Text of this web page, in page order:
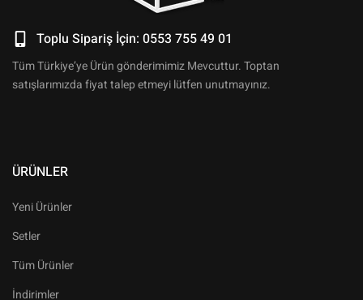
Toplu Sipariş İçin: 0553 755 49 01
Tüm Türkiye’ye Ürün gönderimimiz Mevcuttur. Toptan
satışlarımızda fiyat talep etmeyi lütfen unutmayınız.
ÜRÜNLER
Yeni Ürünler
Setler
Tüm Ürünler
İndirimler